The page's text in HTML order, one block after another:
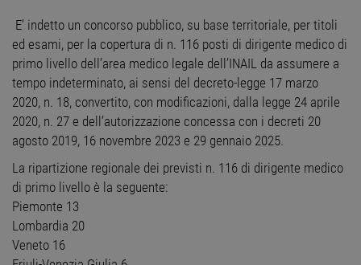
E’ indetto un concorso pubblico, su base territoriale, per titoli
ed esami, per la copertura di n. 116 posti di dirigente medico di
primo livello dell’area medico legale dell’INAIL da assumere a
tempo indeterminato, ai sensi del decreto-legge 17 marzo
2020, n. 18, convertito, con modificazioni, dalla legge 24 aprile
2020, n. 27 e dell’autorizzazione concessa con i decreti 20
agosto 2019, 16 novembre 2023 e 29 gennaio 2025.
La ripartizione regionale dei previsti n. 116 di dirigente medico
di primo livello è la seguente:
Piemonte 13
Lombardia 20
Veneto 16